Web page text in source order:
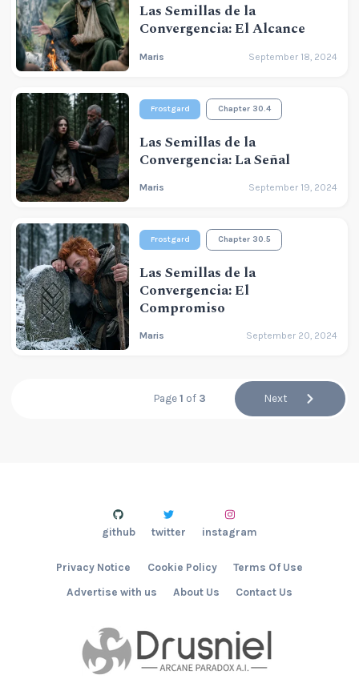
Las Semillas de la
Convergencia: El Alcance
Maris September 18, 2024
Frostgard Chapter 30.4
Las Semillas de la
Convergencia: La Señal
Maris September 19, 2024
Frostgard Chapter 30.5
Las Semillas de la
Convergencia: El
Compromiso
Maris September 20, 2024
Page 1 of 3 Next
Advertise with us About Us Contact Us
Privacy Notice Cookie Policy Terms Of Use
github twitter instagram